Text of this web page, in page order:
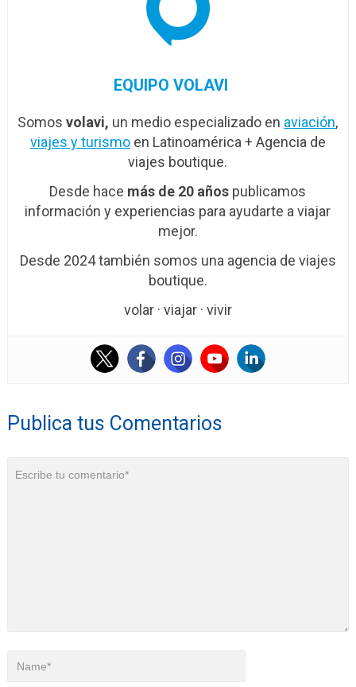
EQUIPO VOLAVI
Somosvolavi, un medio especializado en aviación,
viajes y turismoen Latinoamérica + Agencia de
viajes boutique.
Desde hace más de 20 años publicamos
información y experiencias para ayudarte a viajar
mejor.
Desde 2024 también somos una agencia de viajes
boutique.
volar · viajar · vivir
Publica tus Comentarios